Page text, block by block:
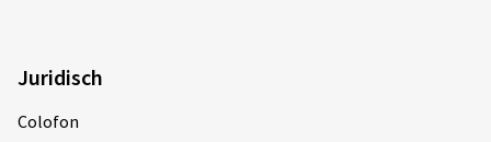
Juridisch
Colofon